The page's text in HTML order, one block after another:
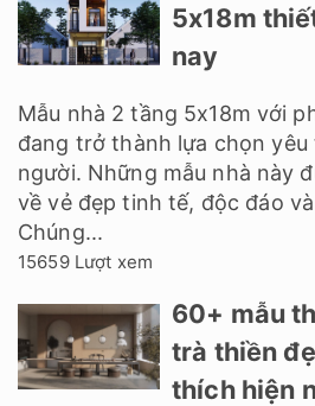
5x18m
nay
Mẫu nhà 2 tầng 5x18m với
đang trở thành lựa chọn yêu
người. Những mẫu nhà này
về vẻ đẹp tinh tế, độc đáo
Chúng...
15659 Lượt xem
60+ mẫu
trà thiền
thích hiện